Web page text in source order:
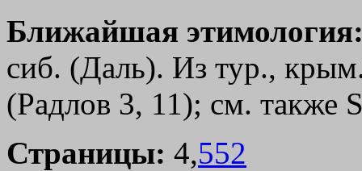
Ближайшая
сиб. (Даль). Из тур.,
(Радлов 3, 11); см. также
Страницы: 4,552